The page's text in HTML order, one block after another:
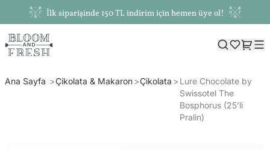
İlk siparişinde 150 TL indirim için hemen üye ol!
Ana Sayfa Çikolata & Makaron Çikolata
Lure Chocolate by
Swissotel The
Bosphorus (25’li
Pralin)